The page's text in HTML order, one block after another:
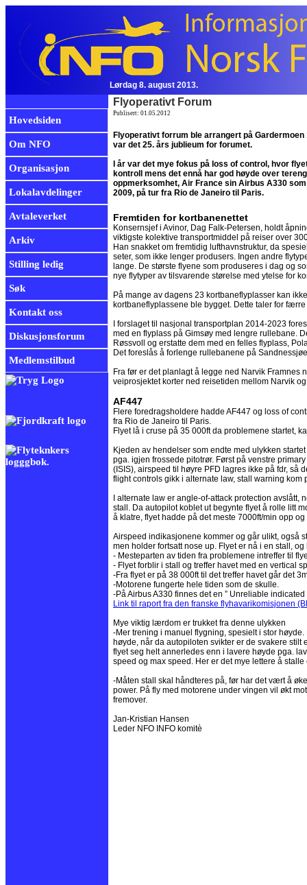
Lørdag 8. august 2013.
Hovedsiden
Om NFO
Organisasjon
Lokalavdelinger
Avtaleverket
Arkiv
Stilling ledig
Søk
Kontakt oss
Diskusjonsforum
Medlemstilbud
Flyoperativt Forum
Publisert: 01.05.2012
Flyoperativt forrum ble arrangert på Gardermoen
var det 25. års jublieum for forumet.
I år var det mye fokus på loss of control, hvor
kontroll mens det ennå har god høyde over
oppmerksomhet, Air France sin Airbus A330
2009, på tur fra Rio de Janeiro til Paris.
Fremtiden for kortbanenettet
Konsernsjef i Avinor, Dag Falk-Petersen, holdt
viktigste kolektive transportmiddel på reiser over
Han snakket om fremtidig lufthavnstruktur, da
seter, som ikke lenger produsers. Ingen andre
lange. De største flyene som produseres i dag og
nye flytyper av tilsvarende størelse med ytelse for
På mange av dagens 23 kortbaneflyplasser kan
kortbaneflyplassene ble bygget. Dette taler for
I forslaget til nasjonal transportplan 2014-2023
med en flyplass på Gimsøy med lengre rullebane.
Røssvoll og erstatte dem med en felles flyplass,
Det foreslås å forlenge rullebanene på
Fra før er det planlagt å legge ned Narvik
veiprosjektet korter ned reisetiden mellom Narvik
AF447
Flere foredragsholdere hadde AF447 og loss of
fra Rio de Janeiro til Paris.
Flyet lå i cruse på 35 000ft da problemene startet,
Kjeden av hendelser som endte med ulykken
pga. igjen frossede pitotrør. Først på venstre
(ISIS), airspeed til høyre PFD lagres ikke på fdr, så
flight controls gikk i alternate law, stall warning kom
I alternate law er angle-of-attack protection
stall. Da autopilot koblet ut begynte flyet å rolle litt
å klatre, flyet hadde på det meste 7000ft/min opp
Airspeed indikasjonene kommer og går ulikt, også
men holder fortsatt nose up. Flyet er nå i en stall,
- Mesteparten av tiden fra problemene intreffer til
- Flyet forblir i stall og treffer havet med en vertical
-Fra flyet er på 38 000ft til det treffer havet går det
-Motorene fungerte hele tiden som de skulle.
-På Airbus A330 finnes det en ” Unreliable
Link til raport fra den franske flyhavarikomisjonen
Mye viktig lærdom er trukket fra denne ulykken
-Mer trening i manuel flygning, spesielt i stor
høyde, når da autopiloten svikter er de svakere
flyet seg helt annerledes enn i lavere høyde pga.
speed og max speed. Her er det mye lettere å
-Måten stall skal håndteres på, før har det vært å
power. På fly med motorene under vingen vil økt
fremover.
Jan-Kristian Hansen
Leder NFO INFO komitè